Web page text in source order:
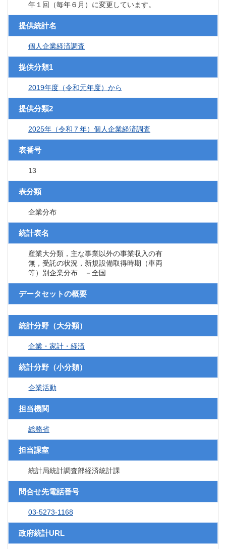
年１回（毎年６月）に変更しています。
提供統計名
個人企業経済調査
提供分類1
2019年度（令和元年度）から
提供分類2
2025年（令和７年）個人企業経済調査
表番号
13
表分類
企業分布
統計表名
産業大分類，主な事業以外の事業収入の有
無，受託の状況，新規設備取得時期（車両
等）別企業分布 －全国
データセットの概要
統計分野（大分類）
企業・家計・経済
統計分野（小分類）
企業活動
担当機関
総務省
担当課室
統計局統計調査部経済統計課
問合せ先電話番号
03-5273-1168
政府統計URL